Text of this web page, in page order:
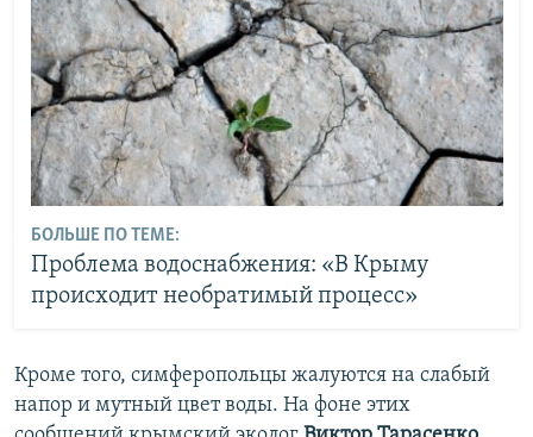
БОЛЬШЕ ПО ТЕМЕ:
Проблема водоснабжения: «В Крыму
происходит необратимый процесс»
Кроме того, симферопольцы жалуются на слабый
напор и мутный цвет воды. На фоне этих